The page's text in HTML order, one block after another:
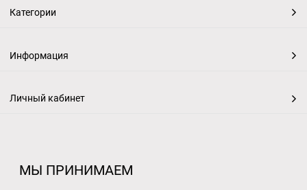
Категории
Информация
Личный кабинет
МЫ ПРИНИМАЕМ